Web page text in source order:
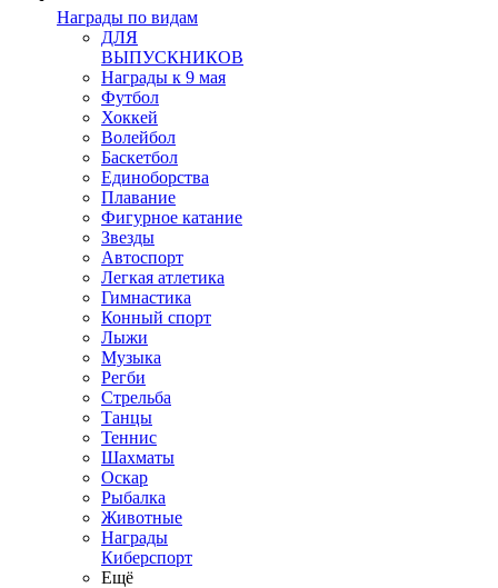
Награды по видам
ДЛЯ
ВЫПУСКНИКОВ
Награды к 9 мая
Футбол
Хоккей
Волейбол
Баскетбол
Единоборства
Плавание
Фигурное катание
Звезды
Автоспорт
Легкая атлетика
Гимнастика
Конный спорт
Лыжи
Музыка
Регби
Стрельба
Танцы
Теннис
Шахматы
Оскар
Рыбалка
Животные
Награды
Киберспорт
Ещё